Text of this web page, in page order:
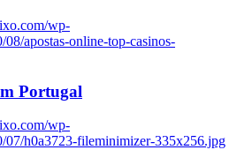
wp-
08/apostas-online-top-casinos-
Portugal
wp-
07/h0a3723-fileminimizer-335x256.jpg